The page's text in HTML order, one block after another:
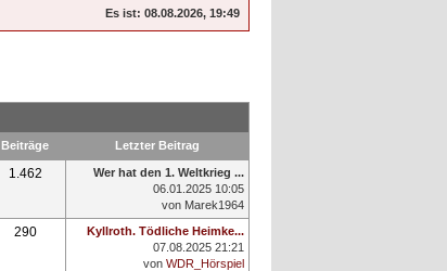
Es ist: 08.08.2026, 19:49
Beiträge Letzter Beitrag
1.462
Wer hat den 1. Weltkrieg ...
06.01.2025 10:05
von Marek1964
290
Kyllroth. Tödliche Heimke...
07.08.2025 21:21
von WDR_Hörspiel